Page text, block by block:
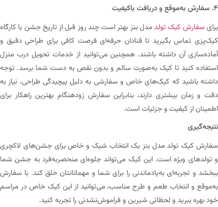
۴. سفارش به‌موقع و دریافت باکیفیت
برای سفارش کیک تولدمدل بنز بهتر است چند روز قبل از تاریخ جشن با کارگاه
کیک‌پزی تماس بگیرید تا قنادان حرفه‌ای فرصت کافی برای طراحی دقیق و
آماده‌سازی آن داشته باشند. همچنین می‌توانید از خدمات تحویل درب منزل
استفاده کنید تا کیک به‌صورت سالم و بدون نقص به دست شما برسد. توجه
داشته باشید که کیک‌های خاص و سفارشی به دلیل پیچیدگی طراحی، نیاز به
دقت و زمان بیشتری دارند، بنابراین سفارش زودهنگام بهترین راهکار برای
اطمینان از کیفیت و جزئیات است.
نتیجه‌گیری
سفارش کیک تولد مدل بنز یک انتخاب شیک و خاص برای جشن‌های لاکچری
و تولدهای ویژه است. این کیک می‌تواند جلوه‌ای منحصر‌به‌فرد به جشن شما
ببخشد و تجربه‌ای به‌یادماندنی را برای شما و مهمانانتان خلق کند. با سفارش
به‌موقع و انتخاب طعم و طرح مناسب، می‌توانید از این کیک خاص در مراسم
خود بهره ببرید و لحظاتی شیرین و فراموش‌نشدنی را تجربه کنید.